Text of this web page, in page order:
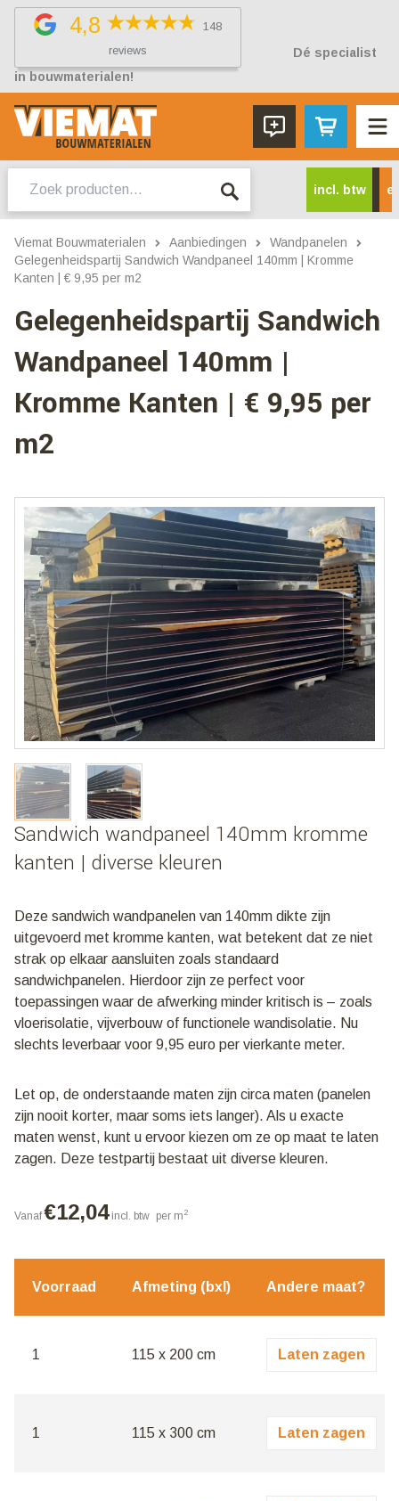
4,8
148
reviews
Dé specialist
in bouwmaterialen!
naar:
incl. btw
Viemat Bouwmaterialen Aanbiedingen
Wandpanelen
Gelegenheidspartij Sandwich Wandpaneel 140mm | Kromme
Kanten | € 9,95 per m2
Gelegenheidspartij Sandwich
Wandpaneel 140mm |
Kromme Kanten | € 9,95 per
m2
Sandwich wandpaneel 140mm kromme
kanten | diverse kleuren
Deze sandwich wandpanelen van 140mm dikte zijn
uitgevoerd met kromme kanten, wat betekent dat ze niet
strak op elkaar aansluiten zoals standaard
sandwichpanelen. Hierdoor zijn ze perfect voor
toepassingen waar de afwerking minder kritisch is – zoals
vloerisolatie, vijverbouw of functionele wandisolatie. Nu
slechts leverbaar voor 9,95 euro per vierkante meter.
Let op, de onderstaande maten zijn circa maten (panelen
zijn nooit korter, maar soms iets langer). Als u exacte
maten wenst, kunt u ervoor kiezen om ze op maat te laten
zagen. Deze testpartij bestaat uit diverse kleuren.
Vanaf€12,04incl. btw per m 2
Voorraad Afmeting (bxl) Andere maat?
1 115 x 200 cm Laten zagen
1 115 x 300 cm Laten zagen